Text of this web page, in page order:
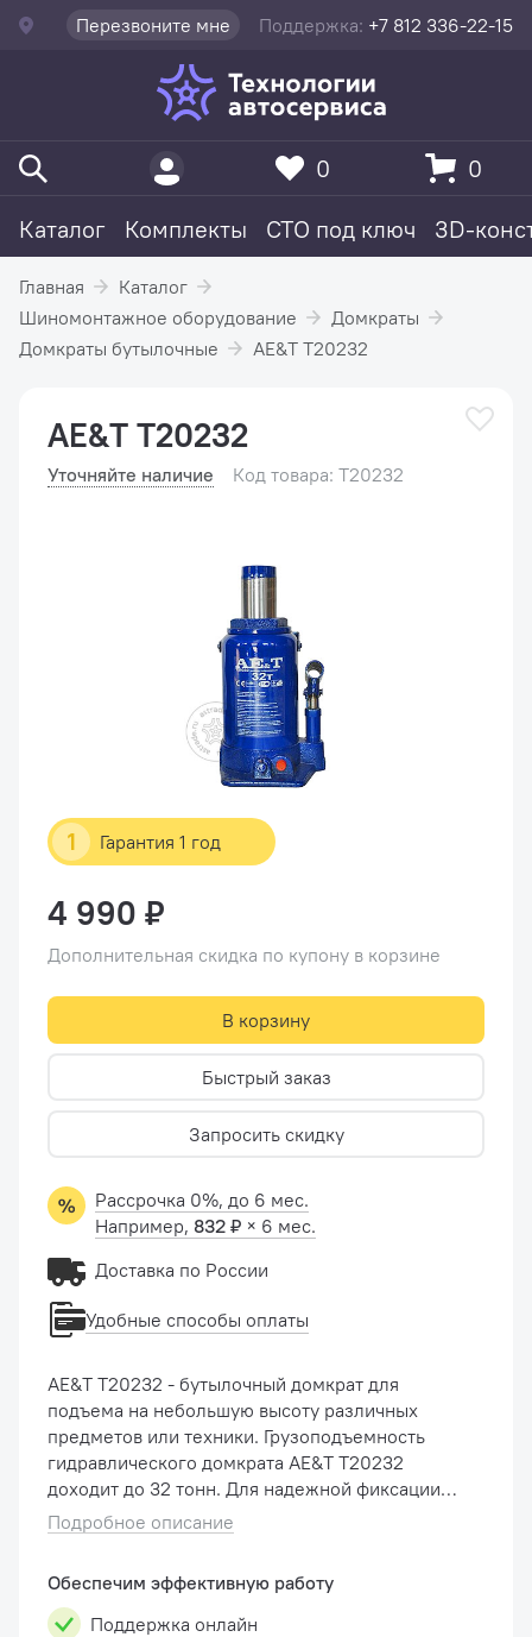
Перезвоните мне Поддержка: +7 812 336-22-15
Каталог Комплекты СТО под ключ 3D-
0 0
Главная
Каталог
Шиномонтажное оборудование
Домкраты
Домкраты бутылочные
AE&T T20232
1 Гарантия 1 год
AE&T T20232
Уточняйте наличие Код товара: T20232
AE&T T20232 - бутылочный домкрат для
подъема на небольшую высоту различных
предметов или техники. Грузоподъемность
гидравлического домкрата AE&T T20232
доходит до 32 тонн. Для надежной фиксации
следует использовать специальные подставки.
Высоту подъема можно отрегулировать при п...
Подробное описание
Обеспечим эффективную работу
Поддержка онлайн
4 990 ₽
Дополнительная скидка по купону в корзине
В корзину
Быстрый заказ
Запросить скидку
Рассрочка 0%, до 6 мес.
Например, 832 ₽ × 6 мес.
Доставка по России
Удобные способы оплаты